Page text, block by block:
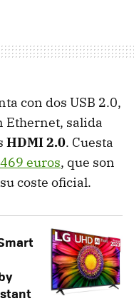
con dos USB 2.0,
Ethernet, salida
HDMI 2.0. Cuesta
469 euros, que son
coste oficial.